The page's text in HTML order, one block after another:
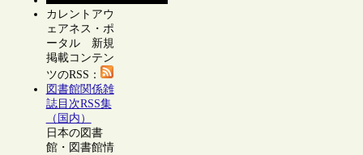
カレントアウ
ェアネス・ポ
ータル 新規
掲載コンテン
ツのRSS：
図書館関係雑
誌目次RSS集
（国内）
日本の図書
館・図書館情